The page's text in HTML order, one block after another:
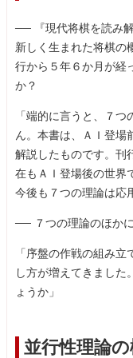
── 『現代将棋を読み
新しく生まれた将棋の
行から５年６か月が経
か？
「端的に言うと、７
ん。本書は、ＡＩ登場
解説したものです。刊
在もＡＩ登場後の世界
今後も７つの理論は応
── ７つの理論のほか
「序盤の作戦の組み
し方が増えてきました
ょうか」
並行性理論